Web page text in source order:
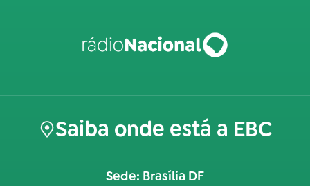
Saiba onde está a EBC
Sede: Brasília DF